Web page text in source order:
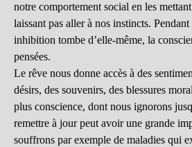
notre comportement social en les
laissant pas aller à nos instincts.
inhibition tombe d’elle-même, la
pensées.
Le rêve nous donne accès à des
désirs, des souvenirs, des blessures
plus conscience, dont nous ignorons
remettre à jour peut avoir une grande
souffrons par exemple de maladies qui